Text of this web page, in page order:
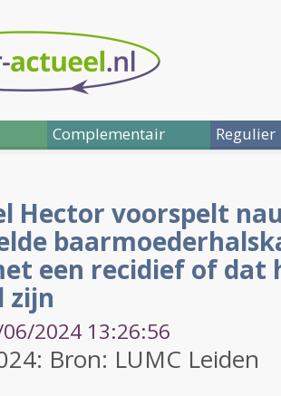
Complementair Regulier
Hector voorspelt
een recidief of dat
zijn
2024 13:26:56
Bron: LUMC Leiden